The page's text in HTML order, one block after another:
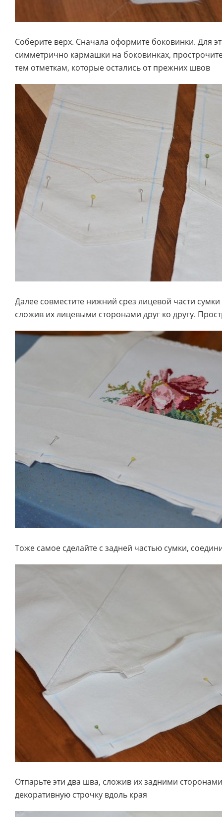
Соберите верх. Сначала оформите боковинки. Для
симметрично кармашки на боковинках,
тем отметкам, которые остались от прежних швов
Далее совместите нижний срез лицевой части
сложив их лицевыми сторонами друг ко другу.
Тоже самое сделайте с задней частью сумки,
Отпарьте эти два шва, сложив их задними
декоративную строчку вдоль края